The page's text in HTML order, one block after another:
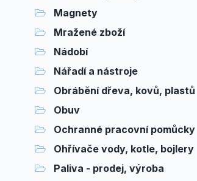
Magnety
Mražené zboží
Nádobí
Nářadí a nástroje
Obrábění dřeva, kovů, plastů
Obuv
Ochranné pracovní pomůcky
Ohřívače vody, kotle, bojlery
Paliva - prodej, výroba